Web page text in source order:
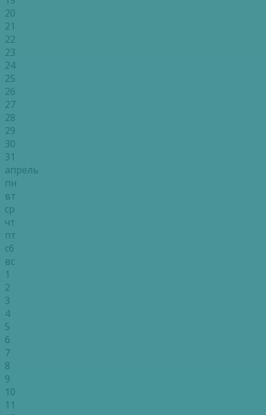
20
21
22
23
24
25
26
27
28
29
30
31
апрель
пн
вт
ср
чт
пт
сб
вс
1
2
3
4
5
6
7
8
9
10
11